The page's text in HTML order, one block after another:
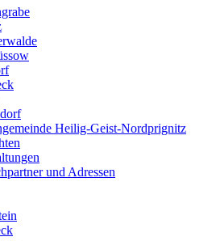
Heilig-Geist-Nordprignitz
und Adressen